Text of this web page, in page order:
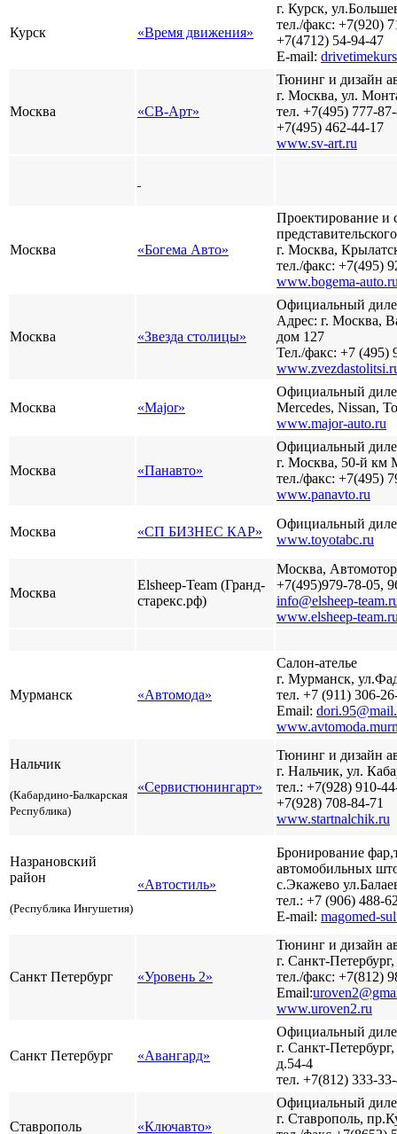
Defender
Курск «Время движения»
г. Курск,
тел./факс: +7(920)
+7(4712) 54-94-47
E-mail:
Москва «СВ-Арт»
Тюнинг и дизайн
г. Москва, ул.
тел. +7(495) 777-
+7(495) 462-44-17
www.sv-art.ru
Москва «Богема Авто»
Проектирование и
г. Москва,
тел./факс: +7(495)
www.bogema-
Москва «Звезда столицы»
Официальный
Адрес: г. Москва,
дом 127
Тел./факс: +7 (495)
Москва «Major»
Официальный
Mercedes, Nissan,
www.major-auto.ru
Москва «Панавто»
Официальный
г. Москва, 50-й
тел./факс: +7(495)
www.panavto.ru
Москва «СП БИЗНЕС КАР»
Официальный
www.toyotabc.ru
Москва
Elsheep-Team (Гранд-
старекс.рф)
Москва,
+7(495)979-78-05,
info@elsheep-
www.elsheep-
Мурманск «Автомода»
Салон-ателье
г. Мурманск,
тел. +7 (911) 306-
Email:
Нальчик
(Кабардино-Балкарская
Республика)
«Сервистюнингарт»
Тюнинг и дизайн
г. Нальчик, ул.
тел.: +7(928) 910-
+7(928) 708-84-71
www.startnalchik.ru
Назрановский
район
(Республика Ингушетия)
«Автостиль»
Бронирование
автомобильных
с.Экажево
тел.: +7 (906) 488-
E-mail: magomed-
Санкт Петербург «Уровень 2»
Тюнинг и дизайн
г. Санкт-
тел./факс: +7(812)
Email:
www.uroven2.ru
Санкт Петербург «Авангард»
Официальный
г. Санкт-
д.54-4
тел. +7(812) 333-
Ставрополь «Ключавто»
Официальный
г. Ставрополь,